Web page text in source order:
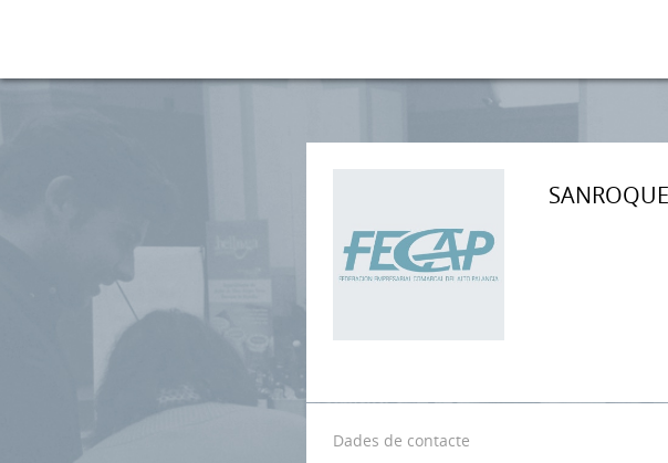
Dades de contacte